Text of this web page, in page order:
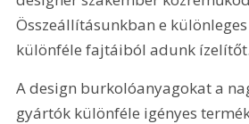
Összeállításunkban e
különféle fajtáiból adunk ízelítőt.
A design burkolóanyagokat a
gyártók különféle igényes